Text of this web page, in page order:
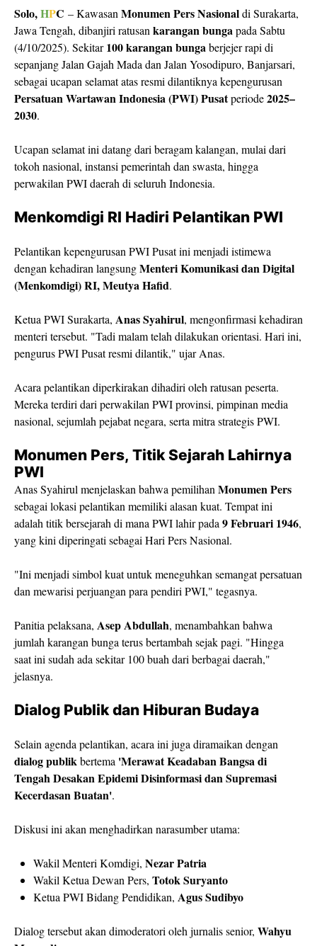
Solo,HPC – Kawasan Monumen Pers Nasionaldi Surakarta,
Jawa Tengah, dibanjiri ratusan karangan bunga pada Sabtu
(4/10/2025). Sekitar100 karangan bunga berjejer rapi di
sepanjang Jalan Gajah Mada dan Jalan Yosodipuro, Banjarsari,
sebagai ucapan selamat atas resmi dilantiknya kepengurusan
Persatuan Wartawan Indonesia (PWI) Pusatperiode2025–
2030.
​Ucapan selamat ini datang dari beragam kalangan, mulai dari
tokoh nasional, instansi pemerintah dan swasta, hingga
perwakilan PWI daerah di seluruh Indonesia.
​Menkomdigi RI Hadiri Pelantikan PWI
Pelantikan kepengurusan PWI Pusat ini menjadi istimewa
dengan kehadiran langsungMenteri Komunikasi dan Digital
(Menkomdigi) RI, Meutya Hafid.
​Ketua PWI Surakarta, Anas Syahirul, mengonfirmasi kehadiran
menteri tersebut. "Tadi malam telah dilakukan orientasi. Hari ini,
pengurus PWI Pusat resmi dilantik," ujar Anas.
​Acara pelantikan diperkirakan dihadiri oleh ratusan peserta.
Mereka terdiri dari perwakilan PWI provinsi, pimpinan media
nasional, sejumlah pejabat negara, serta mitra strategis PWI.
​Monumen Pers, Titik Sejarah Lahirnya
PWI
​Anas Syahirul menjelaskan bahwa pemilihan Monumen Pers
sebagai lokasi pelantikan memiliki alasan kuat. Tempat ini
adalah titik bersejarah di mana PWI lahir pada 9 Februari 1946,
yang kini diperingati sebagai Hari Pers Nasional.
​"Ini menjadi simbol kuat untuk meneguhkan semangat persatuan
dan mewarisi perjuangan para pendiri PWI," tegasnya.
​Panitia pelaksana, Asep Abdullah, menambahkan bahwa
jumlah karangan bunga terus bertambah sejak pagi. "Hingga
saat ini sudah ada sekitar 100 buah dari berbagai daerah,"
jelasnya.
​Dialog Publik dan Hiburan Budaya
Selain agenda pelantikan, acara ini juga diramaikan dengan
dialog publik bertema 'Merawat Keadaban Bangsa di
Tengah Desakan Epidemi Disinformasi dan Supremasi
Kecerdasan Buatan'.
​Diskusi ini akan menghadirkan narasumber utama:
​Wakil Menteri Komdigi, Nezar Patria
​Wakil Ketua Dewan Pers, Totok Suryanto
​Ketua PWI Bidang Pendidikan, Agus Sudibyo
Dialog tersebut akan dimoderatori oleh jurnalis senior, Wahyu